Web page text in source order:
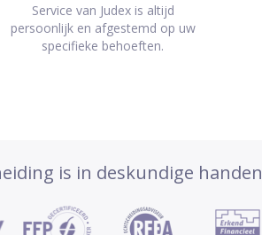
Service van Judex is altijd
persoonlijk en afgestemd op uw
specifieke behoeften.
is in deskundige handen